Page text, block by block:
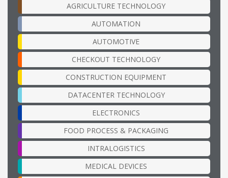
AGRICULTURE TECHNOLOGY
AUTOMATION
AUTOMOTIVE
CHECKOUT TECHNOLOGY
CONSTRUCTION EQUIPMENT
DATACENTER TECHNOLOGY
ELECTRONICS
FOOD PROCESS & PACKAGING
INTRALOGISTICS
MEDICAL DEVICES